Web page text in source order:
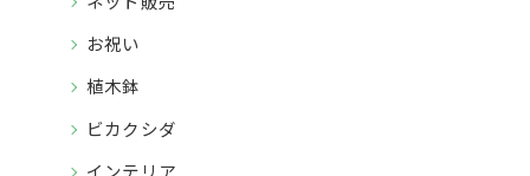
お祝い
植木鉢
ビカクシダ